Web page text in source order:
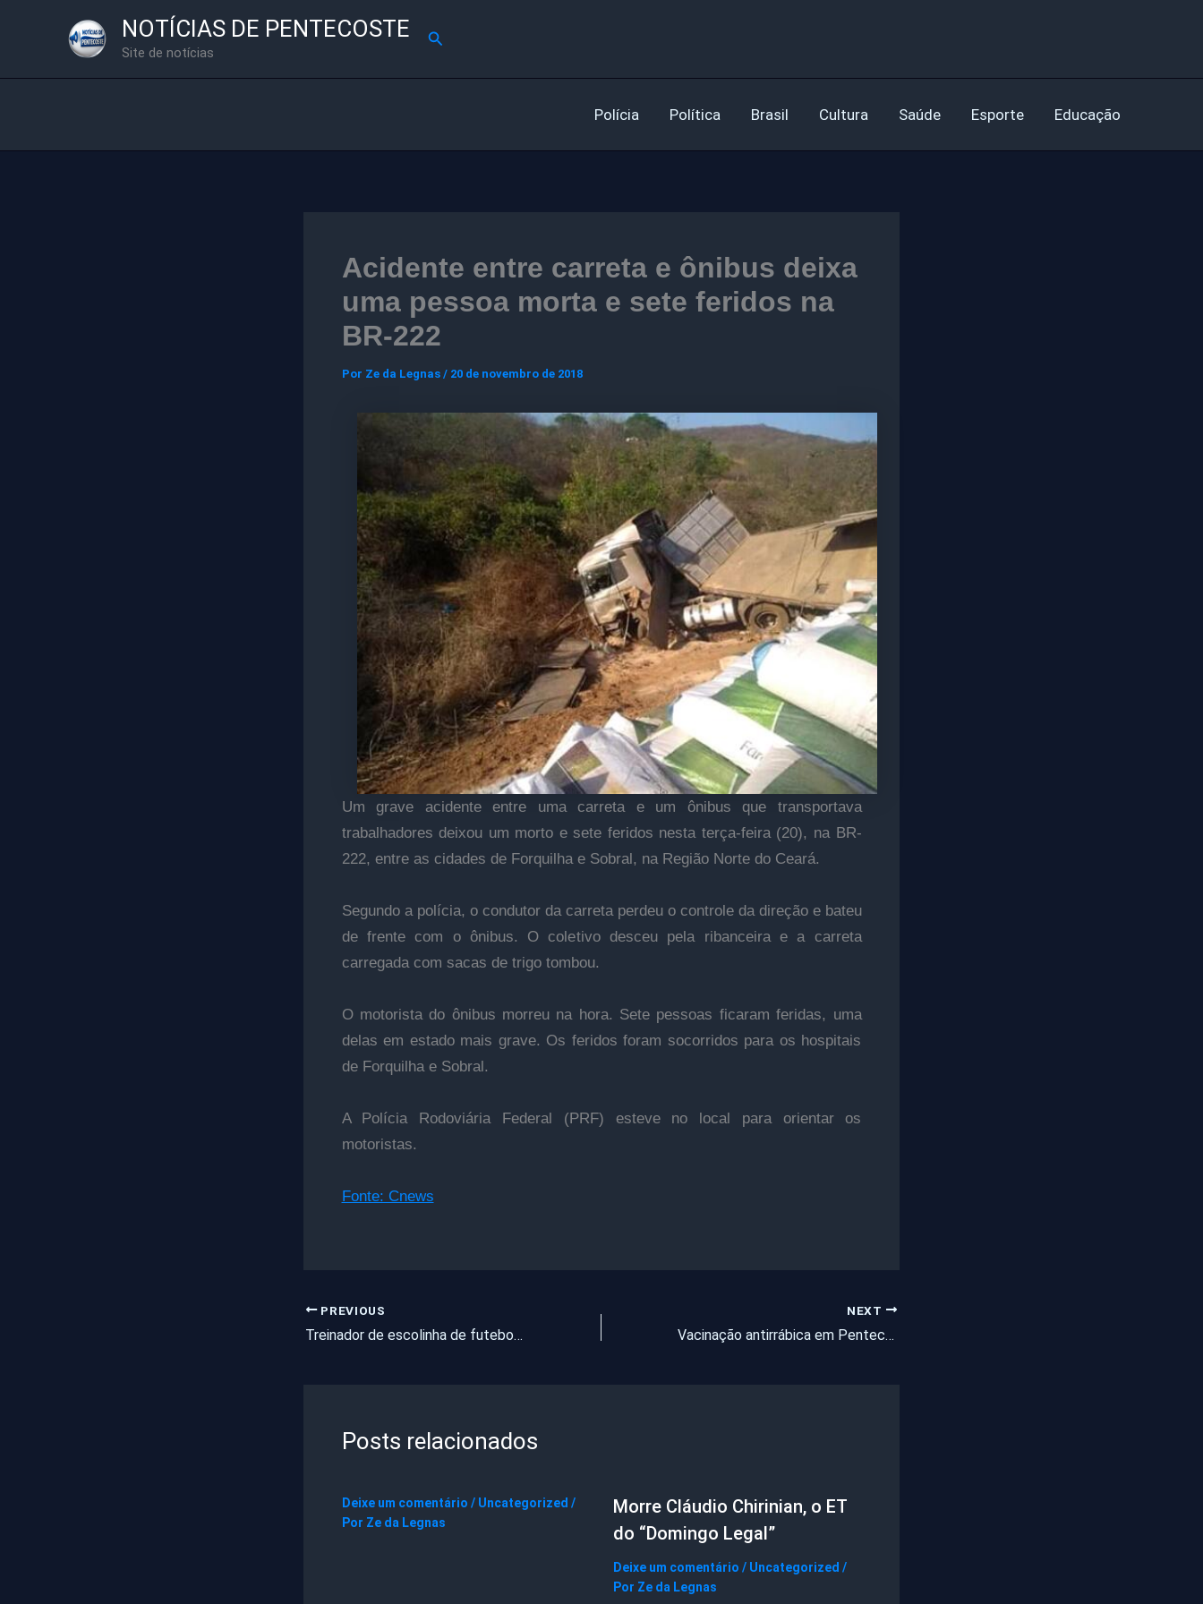
NOTÍCIAS DE PENTECOSTE
Site de notícias
Pesquisar
Polícia Política Brasil Cultura Saúde Esporte Educação
Acidente entre carreta e ônibus deixa
uma pessoa morta e sete feridos na
BR-222
Por Ze da Legnas / 20 de novembro de 2018
Um grave acidente entre uma carreta e um ônibus que transportava
trabalhadores deixou um morto e sete feridos nesta terça-feira (20), na BR-
222, entre as cidades de Forquilha e Sobral, na Região Norte do Ceará.
Segundo a polícia, o condutor da carreta perdeu o controle da direção e bateu
de frente com o ônibus. O coletivo desceu pela ribanceira e a carreta
carregada com sacas de trigo tombou.
O motorista do ônibus morreu na hora. Sete pessoas ficaram feridas, uma
delas em estado mais grave. Os feridos foram socorridos para os hospitais
de Forquilha e Sobral.
A Polícia Rodoviária Federal (PRF) esteve no local para orientar os
motoristas.
Fonte: Cnews
PREVIOUS
Treinador de escolinha de futebol é preso suspeito de estuprar alunos no Ceará
NEXT
Vacinação antirrábica em Pentecoste será neste sábado (24)
Posts relacionados
Deixe um comentário / Uncategorized /
Por Ze da Legnas
Morre Cláudio Chirinian, o ET
do “Domingo Legal”
Deixe um comentário / Uncategorized /
Por Ze da Legnas